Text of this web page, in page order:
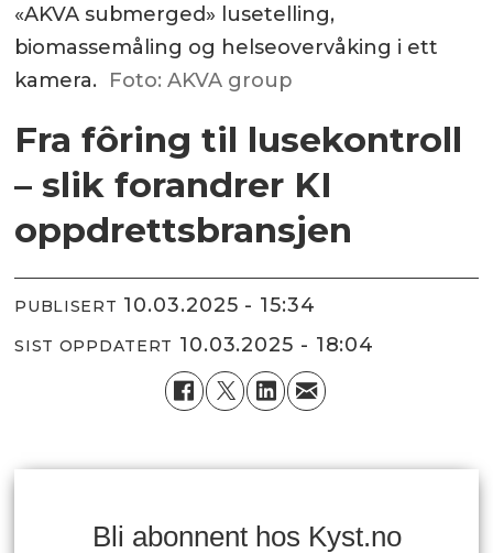
«AKVA submerged» lusetelling,
biomassemåling og helseovervåking i ett
kamera. Foto: AKVA group
Fra fôring til lusekontroll
– slik forandrer KI
oppdrettsbransjen
PUBLISERT 10.03.2025 - 15:34
SIST OPPDATERT 10.03.2025 - 18:04
Bli abonnent hos Kyst.no